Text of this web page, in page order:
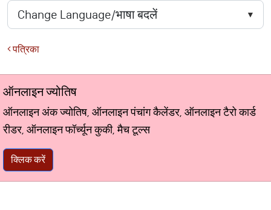
पत्रिका
ऑनलाइन ज्योतिष
ऑनलाइन अंक ज्योतिष, ऑनलाइन पंचांग कैलेंडर, ऑनलाइन टैरो कार्ड
रीडर, ऑनलाइन फॉर्च्यून कुकी, मैच टूल्स
क्लिक करें